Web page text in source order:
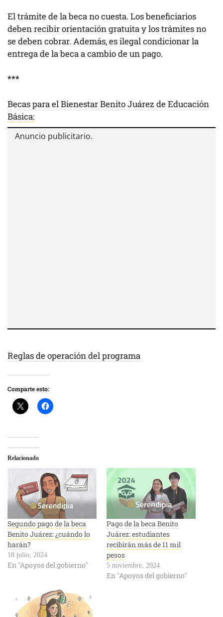
El trámite de la beca no cuesta. Los beneficiarios
deben recibir orientación gratuita y los trámites no
se deben cobrar. Además, es ilegal condicionar la
entrega de la beca a cambio de un pago.
***
Becas para el Bienestar Benito Juárez de Educación
Básica:
Reglas de operación del programa
Comparte esto:
Relacionado
Segundo pago de la beca
Benito Juárez: ¿cuándo lo
harán?
18 julio, 2024
En "Apoyos del gobierno"
Pago de la beca Benito
Juárez: estudiantes
recibirán más de 11 mil
pesos
5 noviembre, 2024
En "Apoyos del gobierno"